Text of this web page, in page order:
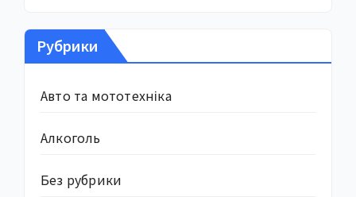
Рубрики
Авто та мототехніка
Алкоголь
Без рубрики